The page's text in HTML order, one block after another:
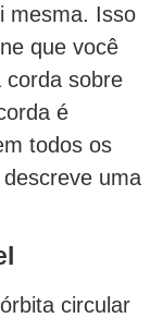
mesma. Isso
que você
corda sobre
é
todos os
uma
circular